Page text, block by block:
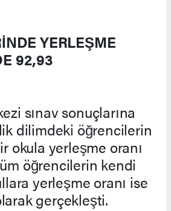
YERLEŞME
92,93
sınav sonuçlarına
dilimdeki öğrencilerin
okula yerleşme oranı
öğrencilerin kendi
yerleşme oranı ise
gerçekleşti.